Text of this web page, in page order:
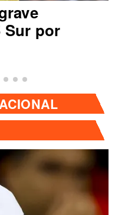
Sur por